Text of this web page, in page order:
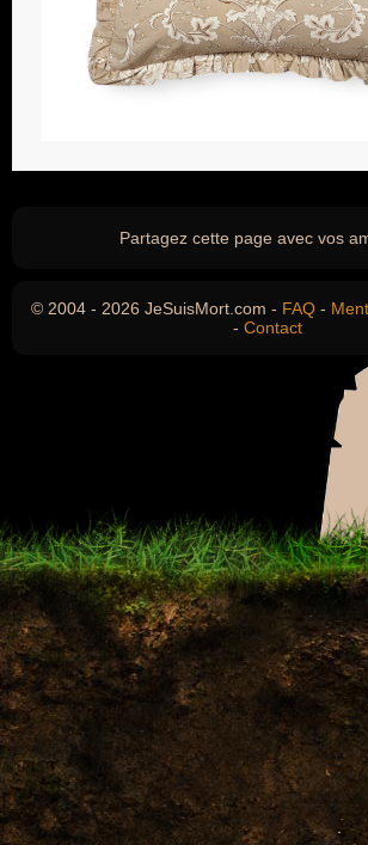
Partagez cette page avec vos
© 2004 - 2026 JeSuisMort.com - FAQ -
- Contact